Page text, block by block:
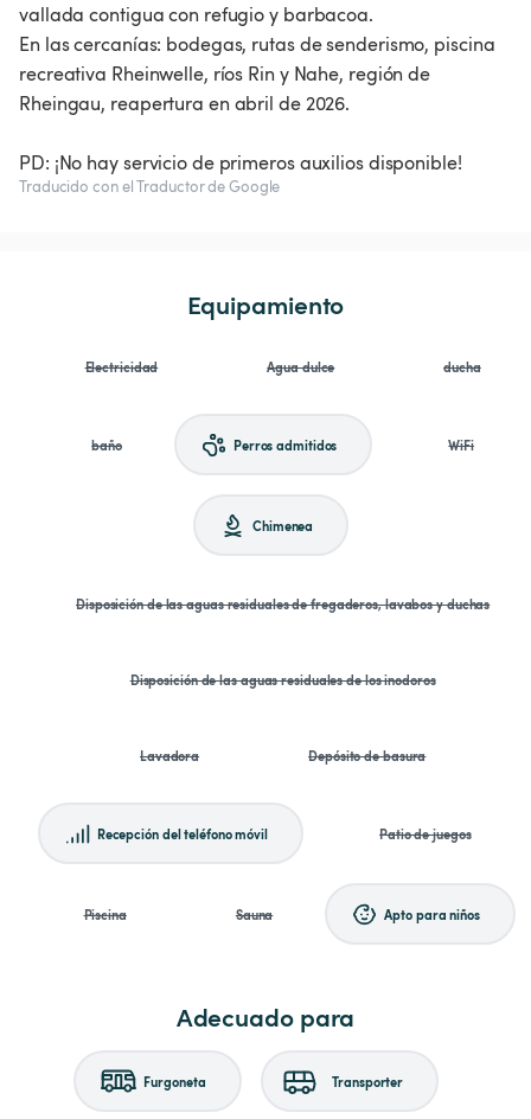
vallada contigua con refugio y barbacoa.
En las cercanías: bodegas, rutas de senderismo, piscina
recreativa Rheinwelle, ríos Rin y Nahe, región de
Rheingau, reapertura en abril de 2026.
PD: ¡No hay servicio de primeros auxilios disponible!
Traducido con el Traductor de Google
Equipamiento
Electricidad Agua dulce ducha
baño Perros admitidos WiFi
Chimenea
Disposición de las aguas residuales de fregaderos, lavabos y duchas
Disposición de las aguas residuales de los inodoros
Lavadora Depósito de basura
Recepción del teléfono móvil Patio de juegos
Piscina Sauna Apto para niños
Adecuado para
Furgoneta Transporter